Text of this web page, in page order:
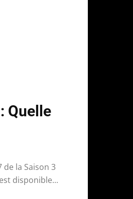
Quelle
la Saison 3
disponible...